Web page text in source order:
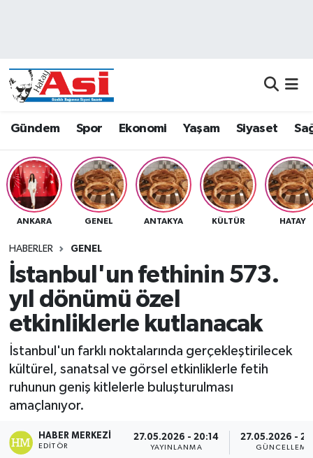
Gündem Spor Ekonomi Yaşam Siyaset
ANKARA GENEL ANTAKYA KÜLTÜR HATAY
HABERLER GENEL
İstanbul'un fethinin 573.
yıl dönümü özel
etkinliklerle kutlanacak
İstanbul'un farklı noktalarında gerçekleştirilecek
kültürel, sanatsal ve görsel etkinliklerle fetih
ruhunun geniş kitlelerle buluşturulması
amaçlanıyor.
HABER MERKEZI
EDITÖR
27.05.2026 - 20:14
YAYINLANMA
27.05.2026 -
GÜNCELLEME
Dünya
Eğitim
Ekonomi
Gündem
Sağlık
Siyaset
Teknoloji
Yaşam
Hava Durumu
Namaz Vakitleri
Trafik Durumu
Süper Lig Puan Durumu ve Fikstür
Son Dakika Haberleri
Haber Arşivi